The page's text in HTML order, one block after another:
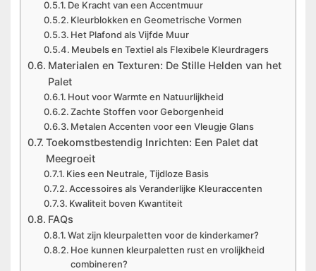
De Kracht van een Accentmuur
Kleurblokken en Geometrische Vormen
Het Plafond als Vijfde Muur
Meubels en Textiel als Flexibele Kleurdragers
Materialen en Texturen: De Stille Helden van het
Palet
Hout voor Warmte en Natuurlijkheid
Zachte Stoffen voor Geborgenheid
Metalen Accenten voor een Vleugje Glans
Toekomstbestendig Inrichten: Een Palet dat
Meegroeit
Kies een Neutrale, Tijdloze Basis
Accessoires als Veranderlijke Kleuraccenten
Kwaliteit boven Kwantiteit
FAQs
Wat zijn kleurpaletten voor de kinderkamer?
Hoe kunnen kleurpaletten rust en vrolijkheid
combineren?